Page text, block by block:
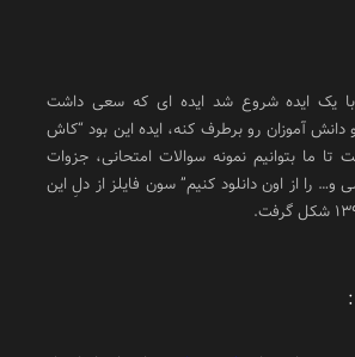
یک ایده شروع شد ایده ای که سعی داشت
آموزان رو برطرف کنه، ایده این بود “کاش
ما بتوانیم نمونه سوالات امتحانی، جزوات
و… را از اون دانلود کنیم” سون فایلز از دلِ این